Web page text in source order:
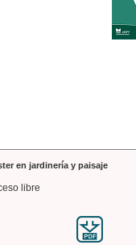
en jardinería y paisaje
libre